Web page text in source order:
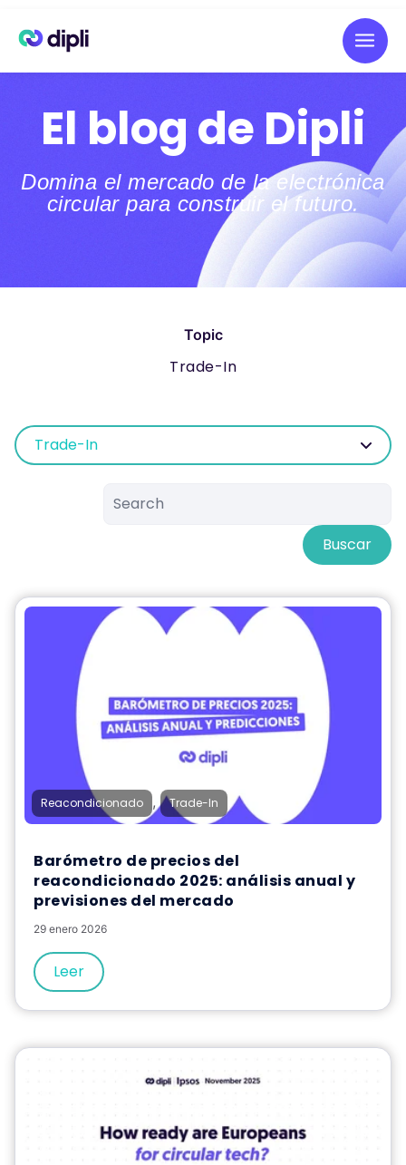
El blog de Dipli
Domina el mercado de la electrónica
circular para construir el futuro.
Topic
Trade-In
Trade-In
Buscar
Reacondicionado , Trade-In
Barómetro de precios del
reacondicionado 2025: análisis anual y
previsiones del mercado
29 enero 2026
Leer